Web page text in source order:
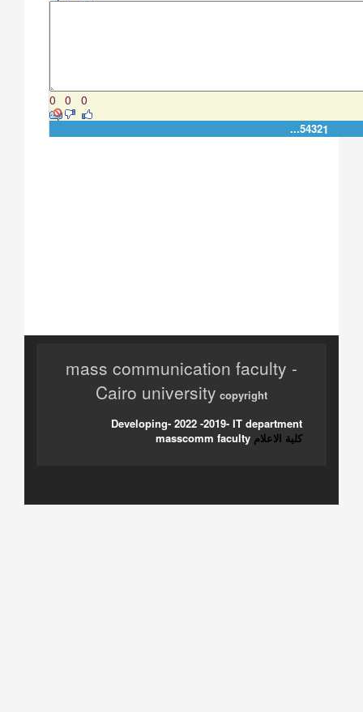
0 0
0
1
2
3
4
5
...
mass communication faculty -
Cairo university copyright
Developing- 2022 -2019- IT department
masscomm faculty كلية الاعلام